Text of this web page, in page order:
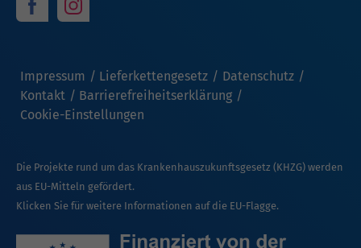
Impressum Lieferkettengesetz
Datenschutz
Kontakt
Barrierefreiheitserklärung
Cookie-Einstellungen
Die Projekte rund um das Krankenhauszukunftsgesetz (KHZG) werden
aus EU-Mitteln gefördert.
Klicken Sie für weitere Informationen auf die EU-Flagge.